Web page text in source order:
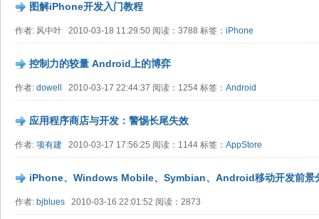
图解iPhone开发入门教程
作者: 风中叶 2010-03-18 11:29:50 阅读：3788 标签： iPhone
控制力的较量 Android上的博弈
作者: dowell 2010-03-17 22:44:37 阅读：1254 标签： Android
应用程序商店与开发：警惕长尾失效
作者: 项有建 2010-03-17 17:56:25 阅读：1144 标签： AppStore
iPhone、Windows Mobile、Symbian、Android移动开发前景
作者: bjblues 2010-03-16 22:01:52 阅读：2873